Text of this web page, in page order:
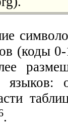
(коды
языков:
.